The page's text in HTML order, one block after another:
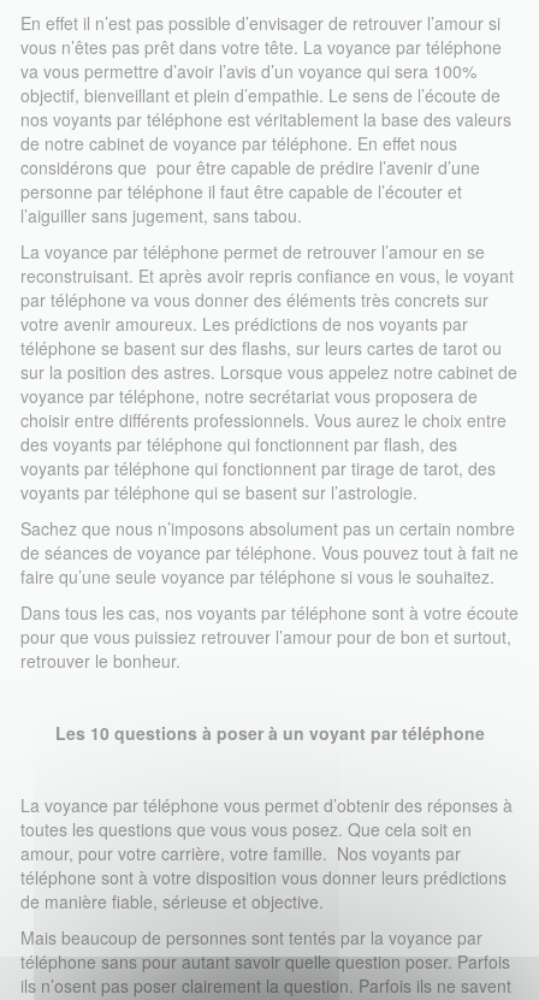
En effet il n’est pas possible d’envisager de retrouver l’amour si
vous n’êtes pas prêt dans votre tête. La voyance par téléphone
va vous permettre d’avoir l’avis d’un voyance qui sera 100%
objectif, bienveillant et plein d’empathie. Le sens de l’écoute de
nos voyants par téléphone est véritablement la base des valeurs
de notre cabinet de voyance par téléphone. En effet nous
considérons que pour être capable de prédire l’avenir d’une
personne par téléphone il faut être capable de l’écouter et
l’aiguiller sans jugement, sans tabou.
La voyance par téléphone permet de retrouver l’amour en se
reconstruisant. Et après avoir repris confiance en vous, le voyant
par téléphone va vous donner des éléments très concrets sur
votre avenir amoureux. Les prédictions de nos voyants par
téléphone se basent sur des flashs, sur leurs cartes de tarot ou
sur la position des astres. Lorsque vous appelez notre cabinet de
voyance par téléphone, notre secrétariat vous proposera de
choisir entre différents professionnels. Vous aurez le choix entre
des voyants par téléphone qui fonctionnent par flash, des
voyants par téléphone qui fonctionnent par tirage de tarot, des
voyants par téléphone qui se basent sur l’astrologie.
Sachez que nous n’imposons absolument pas un certain nombre
de séances de voyance par téléphone. Vous pouvez tout à fait ne
faire qu’une seule voyance par téléphone si vous le souhaitez.
Dans tous les cas, nos voyants par téléphone sont à votre écoute
pour que vous puissiez retrouver l’amour pour de bon et surtout,
retrouver le bonheur.
Les 10 questions à poser à un voyant par téléphone
La voyance par téléphone vous permet d’obtenir des réponses à
toutes les questions que vous vous posez. Que cela soit en
amour, pour votre carrière, votre famille. Nos voyants par
téléphone sont à votre disposition vous donner leurs prédictions
de manière fiable, sérieuse et objective.
Mais beaucoup de personnes sont tentés par la voyance par
téléphone sans pour autant savoir quelle question poser. Parfois
ils n’osent pas poser clairement la question. Parfois ils ne savent